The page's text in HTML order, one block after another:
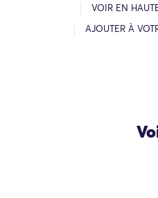
VOIR EN
AJOUTER À